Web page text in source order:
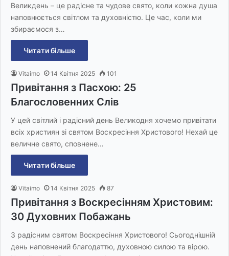
Великдень – це радісне та чудове свято, коли кожна душа
наповнюється світлом та духовністю. Це час, коли ми
збираємося з…
Читати більше
Vitaimo 14 Квітня 2025 101
Привітання з Пасхою: 25
Благословенних Слів
У цей світлий і радісний день Великодня хочемо привітати
всіх християн зі святом Воскресіння Христового! Нехай це
величне свято, сповнене…
Читати більше
Vitaimo 14 Квітня 2025 87
Привітання з Воскресінням Христовим:
30 Духовних Побажань
З радісним святом Воскресіння Христового! Сьогоднішній
день наповнений благодаттю, духовною силою та вірою.